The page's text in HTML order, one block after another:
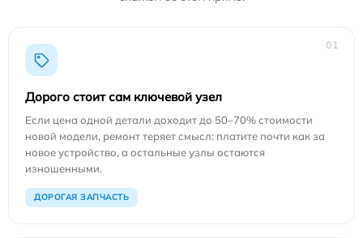
01
Дорого стоит сам ключевой узел
Если цена одной детали доходит до 50–70% стоимости
новой модели, ремонт теряет смысл: платите почти как за
новое устройство, а остальные узлы остаются
изношенными.
ДОРОГАЯ ЗАПЧАСТЬ